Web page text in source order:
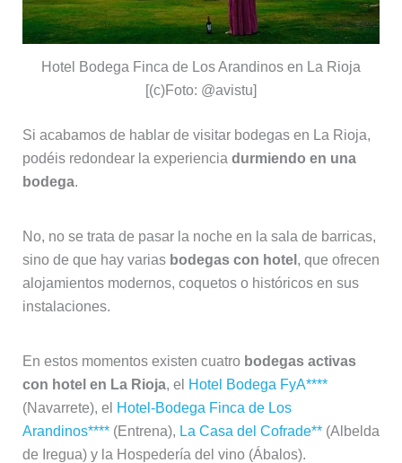
Hotel Bodega Finca de Los Arandinos en La Rioja
[(c)Foto: @avistu]
Si acabamos de hablar de visitar bodegas en La Rioja,
podéis redondear la experiencia durmiendo en una
bodega.
No, no se trata de pasar la noche en la sala de barricas,
sino de que hay varias bodegas con hotel , que ofrecen
alojamientos modernos, coquetos o históricos en sus
instalaciones.
En estos momentos existen cuatro bodegas activas
con hotel en La Rioja, el
Hotel Bodega FyA****
(Navarrete), el
Hotel-Bodega Finca de Los
Arandinos****(Entrena), La Casa del Cofrade**(Albelda
de Iregua) y la Hospedería del vino (Ábalos).